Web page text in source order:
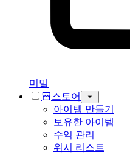
미밐
스토어
아이템 만들기
보유한 아이템
수익 관리
위시 리스트